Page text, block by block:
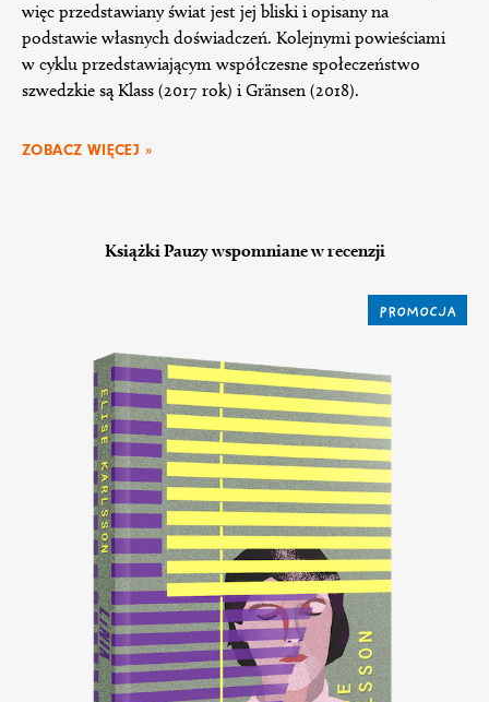
więc przedstawiany świat jest jej bliski i opisany na
podstawie własnych doświadczeń. Kolejnymi powieściami
w cyklu przedstawiającym współczesne społeczeństwo
szwedzkie są Klass (2017 rok) i Gränsen (2018).
ZOBACZ WIĘCEJ »
Książki Pauzy wspomniane w recenzji
PROMOCJA